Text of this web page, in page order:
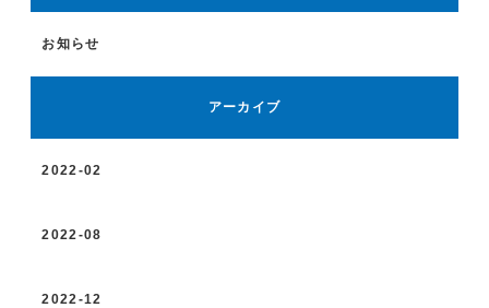
お知らせ
アーカイブ
2022-02
2022-08
2022-12